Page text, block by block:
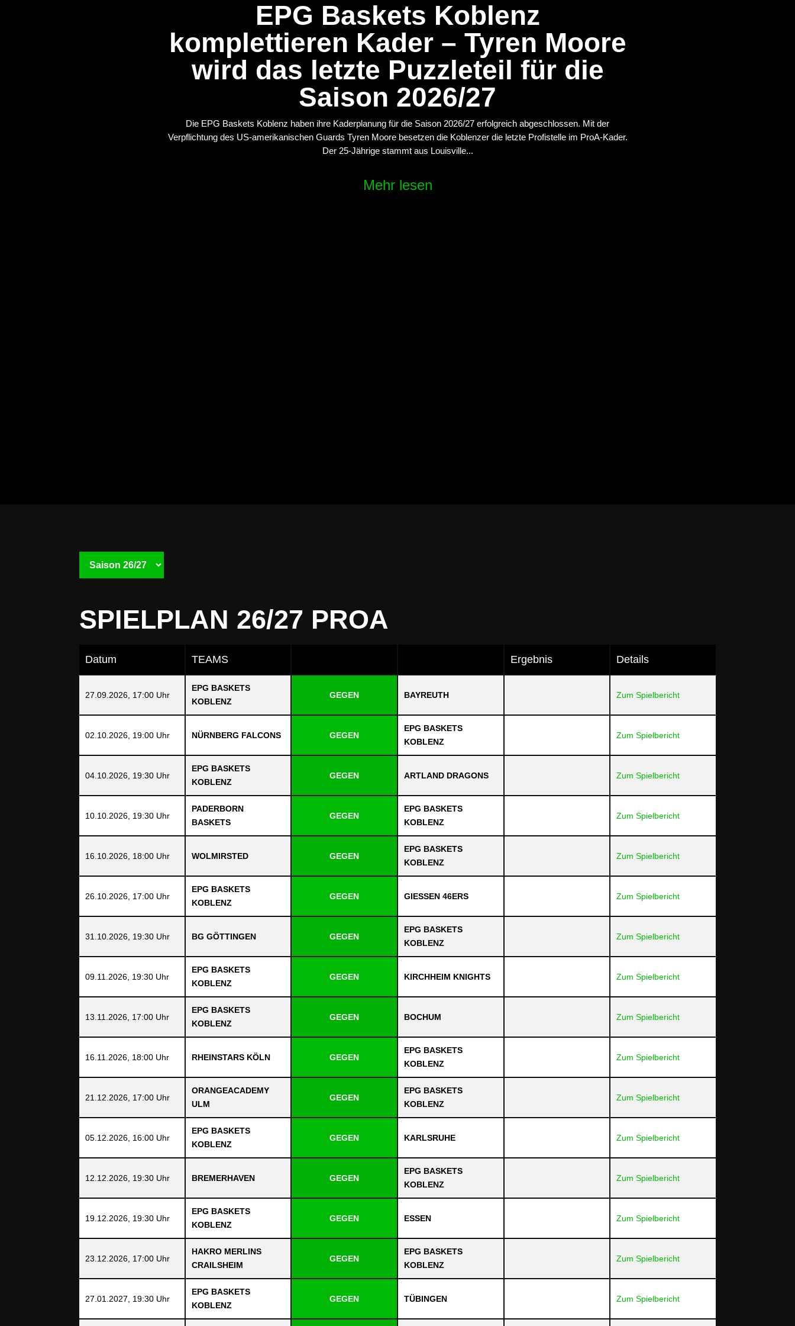
EPG Baskets Koblenz
komplettieren Kader – Tyren Moore
wird das letzte Puzzleteil für die
Saison 2026/27
Die EPG Baskets Koblenz haben ihre Kaderplanung für die Saison 2026/27 erfolgreich abgeschlossen. Mit der
Verpflichtung des US-amerikanischen Guards Tyren Moore besetzen die Koblenzer die letzte Profistelle im ProA-Kader.
Der 25-Jährige stammt aus Louisville...
Mehr lesen
SPIELPLAN 26/27 PROA
Datum TEAMS Ergebnis Details
27.09.2026, 17:00 Uhr
EPG BASKETS
KOBLENZ
GEGEN BAYREUTH Zum Spielbericht
02.10.2026, 19:00 Uhr NÜRNBERG FALCONS GEGEN
EPG BASKETS
KOBLENZ
Zum Spielbericht
04.10.2026, 19:30 Uhr
EPG BASKETS
KOBLENZ
GEGEN ARTLAND DRAGONS Zum Spielbericht
10.10.2026, 19:30 Uhr
PADERBORN
BASKETS
GEGEN
EPG BASKETS
KOBLENZ
Zum Spielbericht
16.10.2026, 18:00 Uhr WOLMIRSTED GEGEN
EPG BASKETS
KOBLENZ
Zum Spielbericht
26.10.2026, 17:00 Uhr
EPG BASKETS
KOBLENZ
GEGEN GIESSEN 46ERS Zum Spielbericht
31.10.2026, 19:30 Uhr BG GÖTTINGEN GEGEN
EPG BASKETS
KOBLENZ
Zum Spielbericht
09.11.2026, 19:30 Uhr
EPG BASKETS
KOBLENZ
GEGEN KIRCHHEIM KNIGHTS Zum Spielbericht
13.11.2026, 17:00 Uhr
EPG BASKETS
KOBLENZ
GEGEN BOCHUM Zum Spielbericht
16.11.2026, 18:00 Uhr RHEINSTARS KÖLN GEGEN
EPG BASKETS
KOBLENZ
Zum Spielbericht
21.12.2026, 17:00 Uhr
ORANGEACADEMY
ULM
GEGEN
EPG BASKETS
KOBLENZ
Zum Spielbericht
05.12.2026, 16:00 Uhr
EPG BASKETS
KOBLENZ
GEGEN KARLSRUHE Zum Spielbericht
12.12.2026, 19:30 Uhr BREMERHAVEN GEGEN
EPG BASKETS
KOBLENZ
Zum Spielbericht
19.12.2026, 19:30 Uhr
EPG BASKETS
KOBLENZ
GEGEN ESSEN Zum Spielbericht
23.12.2026, 17:00 Uhr
HAKRO MERLINS
CRAILSHEIM
GEGEN
EPG BASKETS
KOBLENZ
Zum Spielbericht
27.01.2027, 19:30 Uhr
EPG BASKETS
KOBLENZ
GEGEN TÜBINGEN Zum Spielbericht